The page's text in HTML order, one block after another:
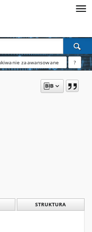
zaawansowane ?
STRUKTURA